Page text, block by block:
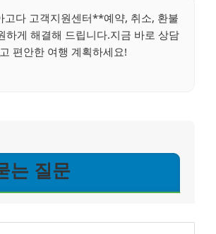
다 고객지원센터**예약, 취소, 환불
하게 해결해 드립니다.지금 바로 상담
편안한 여행 계획하세요!
는 질문